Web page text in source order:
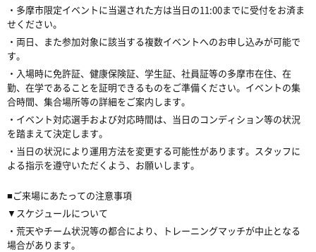
・多摩市限定イベントに当選された方は当日の11:00までに受付をお済ま
せください。
・両日、また参加対象に該当する複数イベントへのお申し込みが可能で
す。
・入場時に免許証、健康保険証、学生証、社員証等の多摩市在住、在
勤、在学であることを証明できるものをご準備ください。イベントの集
合時間、集合場所等の詳細をご案内します。
・イベント対応選手および対応時間は、当日のコンディション等の状況
を踏まえて決定します。
・当日の状況により運用方法を変更する可能性があります。スタッフに
よる指示を遵守いただくよう、お願いします。
■ご来場にあたっての注意事項
▼スケジュールについて
・荒天やチーム状況等の都合により、トレーニングマッチが中止となる
場合があります。